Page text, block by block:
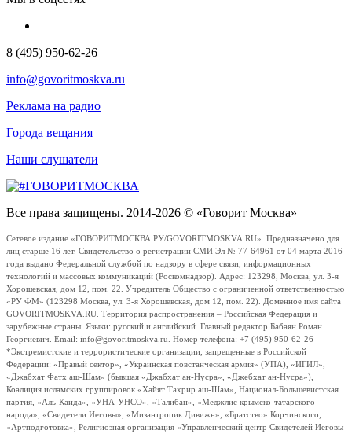
8 (495) 950-62-26
info@govoritmoskva.ru
Реклама на радио
Города вещания
Наши слушатели
Все права защищены. 2014-2026 © «Говорит Москва»
Сетевое издание «ГОВОРИТМОСКВА.РУ/GOVORITMOSKVA.RU». Предназначено для
лиц старше 16 лет. Свидетельство о регистрации СМИ Эл № 77-64961 от 04 марта 2016
года выдано Федеральной службой по надзору в сфере связи, информационных
технологий и массовых коммуникаций (Роскомнадзор). Адрес: 123298, Москва, ул. 3-я
Хорошевская, дом 12, пом. 22. Учредитель Общество с ограниченной ответственностью
«РУ ФМ» (123298 Москва, ул. 3-я Хорошевская, дом 12, пом. 22). Доменное имя сайта
GOVORITMOSKVA.RU. Территория распространения – Российская Федерация и
зарубежные страны. Языки: русский и английский. Главный редактор Бабаян Роман
Георгиевич. Email: info@govoritmoskva.ru. Номер телефона: +7 (495) 950-62-26
*Экстремистские и террористические организации, запрещенные в Российской
Федерации: «Правый сектор», «Украинская повстанческая армия» (УПА), «ИГИЛ»,
«Джабхат Фатх аш-Шам» (бывшая «Джабхат ан-Нусра», «Джебхат ан-Нусра»),
Коалиция исламских группировок «Хайят Тахрир аш-Шам», Национал-Большевистская
партия, «Аль-Каида», «УНА-УНСО», «Талибан», «Меджлис крымско-татарского
народа», «Свидетели Иеговы», «Мизантропик Дивижн», «Братство» Корчинского,
«Артподготовка», Религиозная организация «Управленческий центр Свидетелей Иеговы